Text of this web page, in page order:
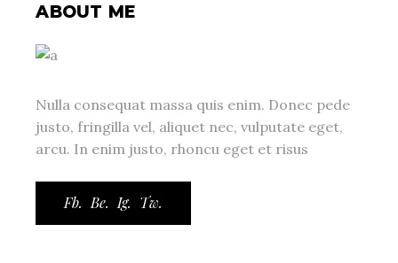
ABOUT ME
Nulla consequat massa quis enim. Donec pede
justo, fringilla vel, aliquet nec, vulputate eget,
arcu. In enim justo, rhoncu eget et risus
Fb. Be. Ig. Tw.